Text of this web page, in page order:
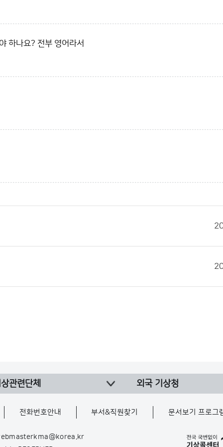
하나요? 전부 영어라서
관련단체 외국 기상청
전화번호안내 부서&직원찾기 문서보기 프로그